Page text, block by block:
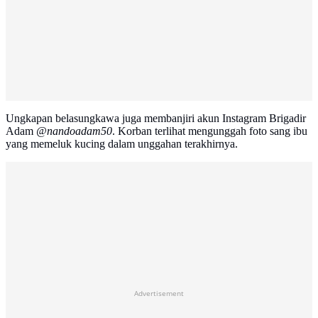
Ungkapan belasungkawa juga membanjiri akun Instagram Brigadir
Adam @nandoadam50. Korban terlihat mengunggah foto sang ibu
yang memeluk kucing dalam unggahan terakhirnya.
Advertisement